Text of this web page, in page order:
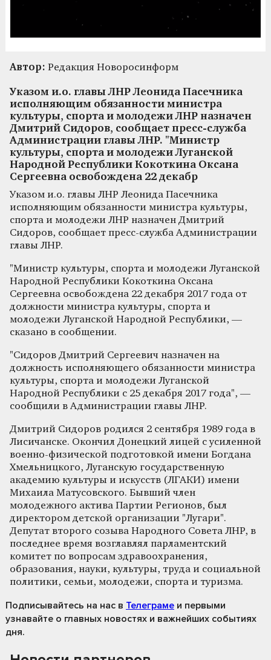
Автор: Редакция Новоросинформ
Указом и.о. главы ЛНР Леонида Пасечника
исполняющим обязанности министра
культуры, спорта и молодежи ЛНР назначен
Дмитрий Сидоров, сообщает пресс-служба
Администрации главы ЛНР. "Министр
культуры, спорта и молодежи Луганской
Народной Республики Кокоткина Оксана
Сергеевна освобождена 22 декабр
Указом и.о. главы ЛНР Леонида Пасечника
исполняющим обязанности министра культуры,
спорта и молодежи ЛНР назначен Дмитрий
Сидоров, сообщает пресс-служба Администрации
главы ЛНР.
"Министр культуры, спорта и молодежи Луганской
Народной Республики Кокоткина Оксана
Сергеевна освобождена 22 декабря 2017 года от
должности министра культуры, спорта и
молодежи Луганской Народной Республики, —
сказано в сообщении.
"Сидоров Дмитрий Сергеевич назначен на
должность исполняющего обязанности министра
культуры, спорта и молодежи Луганской
Народной Республики с 25 декабря 2017 года", —
сообщили в Администрации главы ЛНР.
Дмитрий Сидоров родился 2 сентября 1989 года в
Лисичанске. Окончил Донецкий лицей с усиленной
военно-физической подготовкой имени Богдана
Хмельницкого, Луганскую государственную
академию культуры и искусств (ЛГАКИ) имени
Михаила Матусовского. Бывший член
молодежного актива Партии Регионов, был
директором детской организации "Лугари".
Депутат второго созыва Народного Совета ЛНР, в
последнее время возглавлял парламентский
комитет по вопросам здравоохранения,
образования, науки, культуры, труда и социальной
политики, семьи, молодежи, спорта и туризма.
Подписывайтесь на нас в Телеграме и первыми
узнавайте о главных новостях и важнейших событиях
дня.